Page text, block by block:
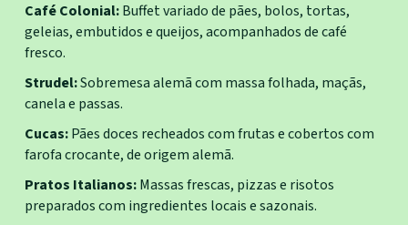
Café Colonial:Buffet variado de pães, bolos, tortas,
geleias, embutidos e queijos, acompanhados de café
fresco.
Strudel:Sobremesa alemã com massa folhada, maçãs,
canela e passas.
Cucas:Pães doces recheados com frutas e cobertos com
farofa crocante, de origem alemã.
Pratos Italianos:Massas frescas, pizzas e risotos
preparados com ingredientes locais e sazonais.